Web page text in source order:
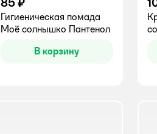
Гигиеническая помада
Моё солнышко Пантенол
В корзину